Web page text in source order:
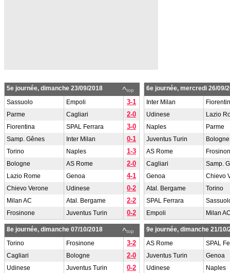
^top
5e journée, dimanche 23/09/2018
Sassuolo
Empoli 3-1
Parme Cagliari 2-0
Fiorentina SPAL Ferrara 3-0
Samp. Gênes Inter Milan 0-1
Torino Naples 1-3
Bologne AS Rome 2-0
Lazio Rome Genoa 4-1
Chievo Verone Udinese 0-2
Milan AC Atal. Bergame 2-2
Frosinone Juventus Turin 0-2
6e journée, mercredi 26/09/
Inter Milan
Udinese
Lazio
Naples
Parme
Juventus Turin
Bologne
AS Rome
Cagliari
Samp.
Genoa
Chievo
Atal. Bergame
Torino
SPAL Ferrara
Empoli
Milan
^top
8e journée, dimanche 07/10/2018
Torino
Frosinone 3-2
Cagliari Bologne 2-0
Udinese Juventus Turin 0-2
9e journée, dimanche 21/10/
AS Rome
SPAL
Juventus Turin
Genoa
Udinese
Naples